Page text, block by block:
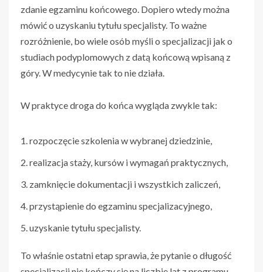
zdanie egzaminu końcowego. Dopiero wtedy można
mówić o uzyskaniu tytułu specjalisty. To ważne
rozróżnienie, bo wiele osób myśli o specjalizacji jak o
studiach podyplomowych z datą końcową wpisaną z
góry. W medycynie tak to nie działa.
W praktyce droga do końca wygląda zwykle tak:
rozpoczęcie szkolenia w wybranej dziedzinie,
realizacja staży, kursów i wymagań praktycznych,
zamknięcie dokumentacji i wszystkich zaliczeń,
przystąpienie do egzaminu specjalizacyjnego,
uzyskanie tytułu specjalisty.
To właśnie ostatni etap sprawia, że pytanie o długość